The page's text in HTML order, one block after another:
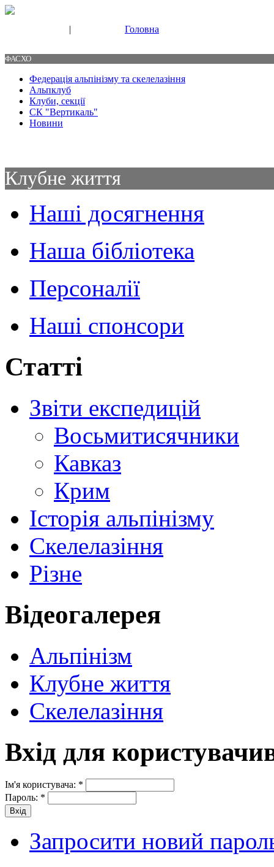
| Головна
ФАСХО
Федерація альпінізму та скелелазіння
Альпклуб
Клуби, секції
СК "Вертикаль"
Новини
Клубне життя
Наші досягнення
Наша бібліотека
Персоналії
Наші спонсори
Статті
Звіти експедицій
Восьмитисячники
Кавказ
Крим
Історія альпінізму
Скелелазіння
Різне
Відеогалерея
Альпінізм
Клубне життя
Скелелазіння
Вхід для
Ім'я користувача: *
Пароль: *
Запросити новий